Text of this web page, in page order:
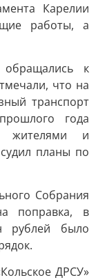
Карелии
работы, а
к
что на
транспорт
года
жителями и
планы по
Собрания
поправка, в
рублей было
ДРСУ»